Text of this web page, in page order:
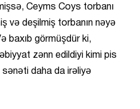
Ceyms Coys torbanı
və deşilmiş torbanın nəyə
baxıb görmüşdür ki,
zənn edildiyi kimi pis
daha da irəliyə